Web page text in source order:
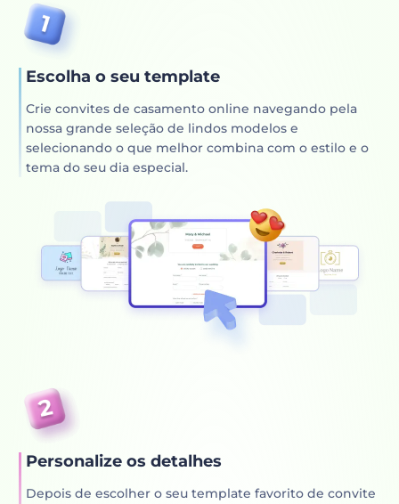
Escolha o seu template
Crie convites de casamento online navegando pela
nossa grande seleção de lindos modelos e
selecionando o que melhor combina com o estilo e o
tema do seu dia especial.
Personalize os detalhes
Depois de escolher o seu template favorito de convite